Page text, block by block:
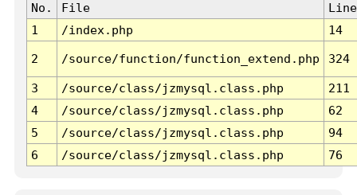
No. File
Line
1
/index.php 14
2 /source/function/function_extend.php 324
3 /source/class/jzmysql.class.php
211
4
/source/class/jzmysql.class.php
62
5
/source/class/jzmysql.class.php
94
6
/source/class/jzmysql.class.php 76